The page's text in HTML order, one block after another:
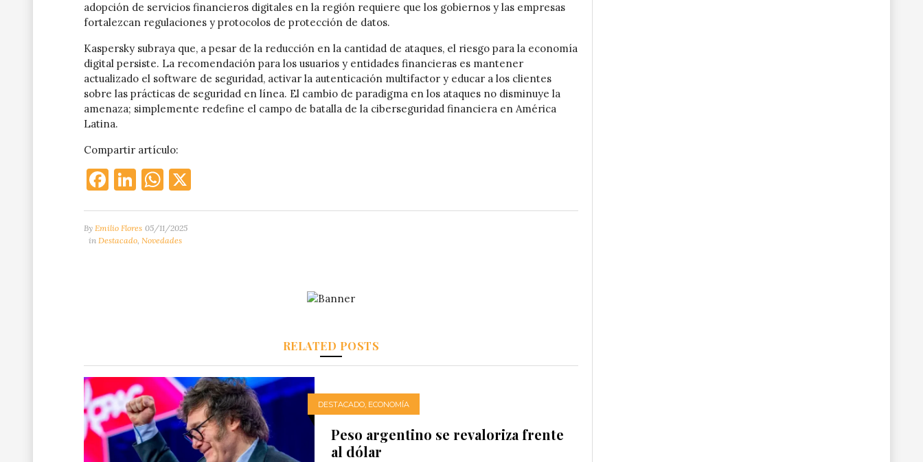
adopción de servicios financieros digitales en la región requiere que los gobiernos y las empresas
fortalezcan regulaciones y protocolos de protección de datos.
Kaspersky subraya que, a pesar de la reducción en la cantidad de ataques, el riesgo para la economía
digital persiste. La recomendación para los usuarios y entidades financieras es mantener
actualizado el software de seguridad, activar la autenticación multifactor y educar a los clientes
sobre las prácticas de seguridad en línea. El cambio de paradigma en los ataques no disminuye la
amenaza; simplemente redefine el campo de batalla de la ciberseguridad financiera en América
Latina.
Compartir artículo:
Facebook
LinkedIn
WhatsApp
By Emilio Flores 05/11/2025
in Destacado, Novedades
RELATED POSTS
DESTACADO, ECONOMÍA
Peso argentino se revaloriza frente
al dólar